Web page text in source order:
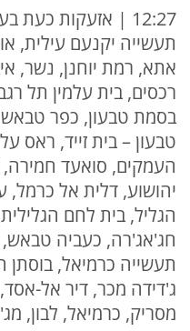
12:27 | אזעקות כעת
תעשייה יקנעם עילית,
אתא, רמת יוחנן, נשר,
רכסים, בית עלמין תל
בסמת טבעון, כפר
טבעון – בית זייד, ראס
העמקים, סואעד
יהושוע, דלית אל כרמל,
הגליל, בית לחם
חג'אג'רה, כעביה טבאש,
תעשייה כרמיאל,
ג'דידה מכר, דיר אל-
מסריק, כרמיאל, לבון,